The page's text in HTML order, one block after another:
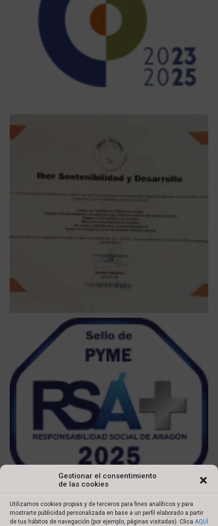
Gestionar el consentimiento
de las cookies
Utilizamos cookies propias y de terceros para fines analíticos y para
mostrarte publicidad personalizada en base a un perfil elaborado a partir
de tus hábitos de navegación (por ejemplo, páginas visitadas). Clica AQUÍ